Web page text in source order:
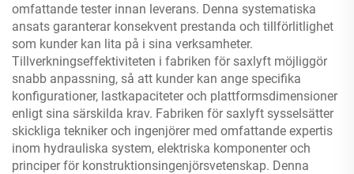
omfattande tester innan leverans. Denna systematiska
ansats garanterar konsekvent prestanda och tillförlitlighet
som kunder kan lita på i sina verksamheter.
Tillverkningseffektiviteten i fabriken för saxlyft möjliggör
snabb anpassning, så att kunder kan ange specifika
konfigurationer, lastkapaciteter och plattformsdimensioner
enligt sina särskilda krav. Fabriken för saxlyft sysselsätter
skickliga tekniker och ingenjörer med omfattande expertis
inom hydrauliska system, elektriska komponenter och
principer för konstruktionsingenjörsvetenskap. Denna